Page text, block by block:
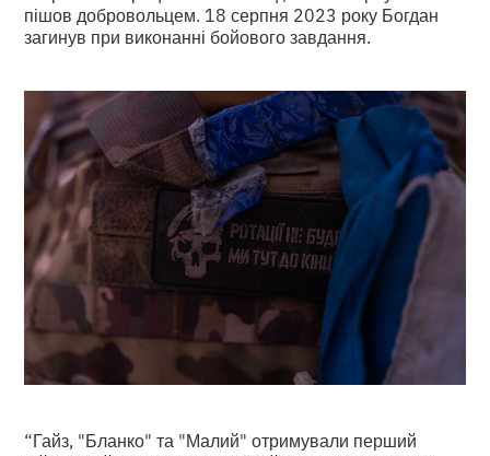
пішов добровольцем. 18 серпня 2023 року Богдан
загинув при виконанні бойового завдання.
“Гайз, "Бланко" та "Малий" отримували перший